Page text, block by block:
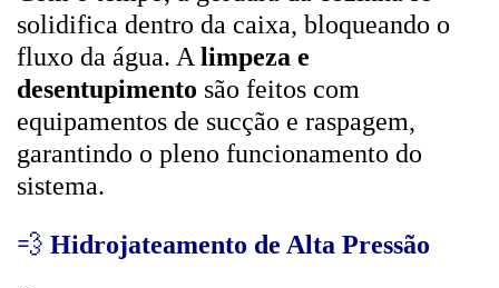
solidifica dentro da caixa, bloqueando o
fluxo da água. A limpeza e
desentupimento são feitos com
equipamentos de sucção e raspagem,
garantindo o pleno funcionamento do
sistema.
💨 Hidrojateamento de Alta Pressão